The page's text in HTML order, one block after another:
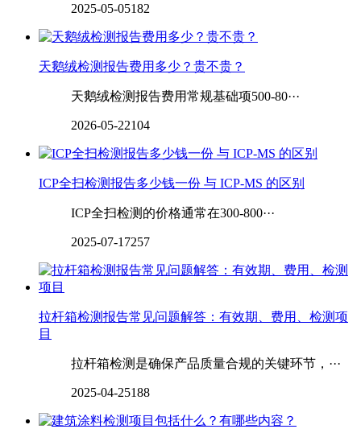
2025-05-05182
天鹅绒检测报告费用多少？贵不贵？
天鹅绒检测报告费用常规基础项500-80···
2026-05-22104
ICP全扫检测报告多少钱一份 与 ICP-MS 的区别
ICP全扫检测的价格通常在300-800···
2025-07-17257
拉杆箱检测报告常见问题解答：有效期、费用、检测项
目
拉杆箱检测是确保产品质量合规的关键环节，···
2025-04-25188